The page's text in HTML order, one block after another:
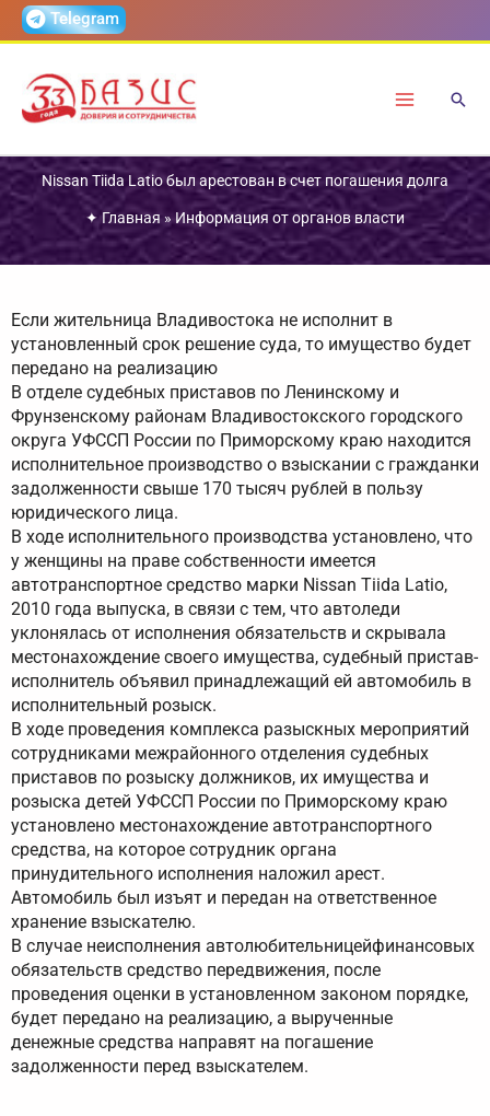
ПерейтиTelegram
Nissan Tiida Latio был арестован в счет погашения долга
✦ Главная »Информация от органов власти
Если жительница Владивостока не исполнит в
установленный срок решение суда, то имущество будет
передано на реализацию
В отделе судебных приставов по Ленинскому и
Фрунзенскому районам Владивостокского городского
округа УФССП России по Приморскому краю находится
исполнительное производство о взыскании с гражданки
задолженности свыше 170 тысяч рублей в пользу
юридического лица.
В ходе исполнительного производства установлено, что
у женщины на праве собственности имеется
автотранспортное средство марки Nissan Tiida Latio,
2010 года выпуска, в связи с тем, что автоледи
уклонялась от исполнения обязательств и скрывала
местонахождение своего имущества, судебный пристав-
исполнитель объявил принадлежащий ей автомобиль в
исполнительный розыск.
В ходе проведения комплекса разыскных мероприятий
сотрудниками межрайонного отделения судебных
приставов по розыску должников, их имущества и
розыска детей УФССП России по Приморскому краю
установлено местонахождение автотранспортного
средства, на которое сотрудник органа
принудительного исполнения наложил арест.
Автомобиль был изъят и передан на ответственное
хранение взыскателю.
В случае неисполнения автолюбительницейфинансовых
обязательств средство передвижения, после
проведения оценки в установленном законом порядке,
будет передано на реализацию, а вырученные
денежные средства направят на погашение
задолженности перед взыскателем.